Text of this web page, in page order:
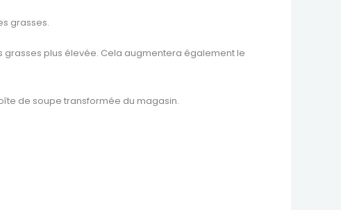
grasses.
grasses plus élevée. Cela augmentera également le
de soupe transformée du magasin.